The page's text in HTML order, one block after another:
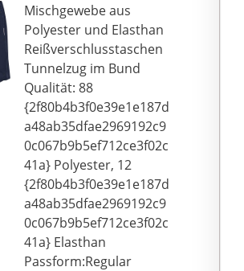
Mischgewebe aus
Polyester und Elasthan
Reißverschlusstaschen
Tunnelzug im Bund
Qualität: 88
{2f80b4b3f0e39e1e187d
a48ab35dfae2969192c9
0c067b9b5ef712ce3f02c
41a} Polyester, 12
{2f80b4b3f0e39e1e187d
a48ab35dfae2969192c9
0c067b9b5ef712ce3f02c
41a} Elasthan
Passform:Regular